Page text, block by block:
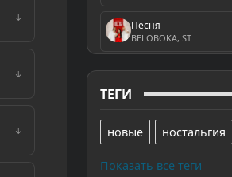
Песня
BELOBOKA, ST
ТЕГИ
новые ностальгия
Показать все теги
↓
↓
↓